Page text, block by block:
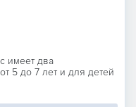
имеет два
5 до 7 лет и для детей